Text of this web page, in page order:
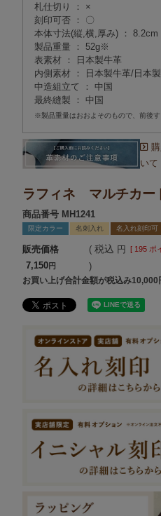
札仕切り ： ×
刻印可否 ： 〇
本体寸法(縦,横,厚み) ：
製品重量 ： 52g※
表素材 ： 日本製牛革
内側素材 ： 日本製牛革/日本
中造組立て ： 中国
最終縫製 ： 中国
※製品重量はおおよそのもので、前後す
いて
ラフィネ マルチカー
商品番号 MH1241
限定カラー 名刺入れ 名入れ刻印可
販売価格
7,150
税込 [ 195 ポ
お買い上げ合計金額が税込み10,000